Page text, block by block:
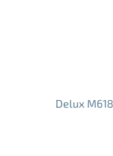
Delux